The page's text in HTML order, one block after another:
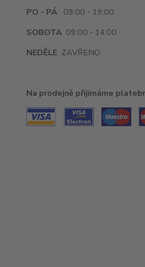
PO - PÁ 09:00 - 19:00
SOBOTA 09:00 - 14:00
NEDĚLE ZAVŘENO
Na prodejně přijímáme